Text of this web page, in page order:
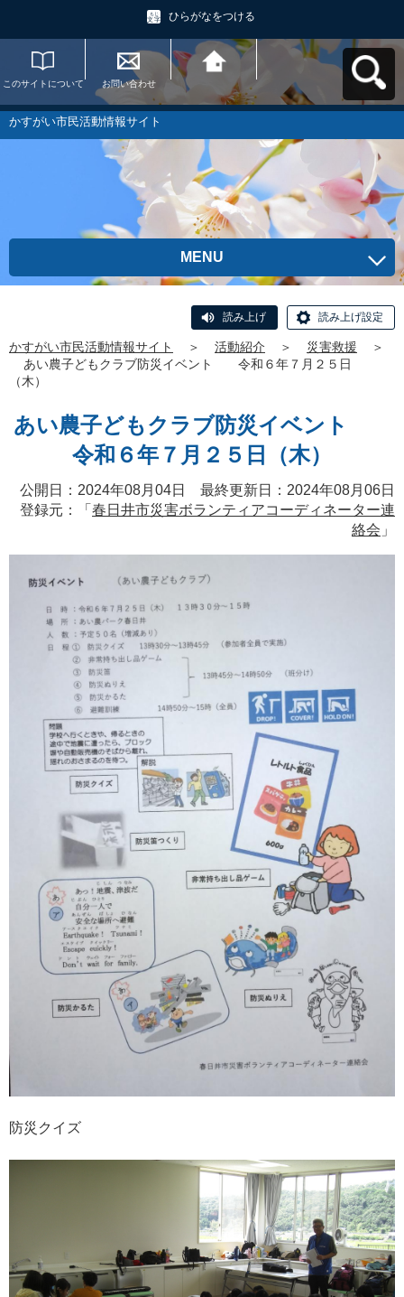
ひらがなをつける
このサイトについて お問い合わせ
かすがい市民活動情
報サイトへ戻る
かすがい市民活動情報サイト
MENU
読み上げ 読み上げ設定
かすがい市民活動情報サイト ＞ 活動紹介 ＞ 災害救援
＞
あい農子どもクラブ防災イベント 令和６年７月２５日
（木）
あい農子どもクラブ防災イベント
令和６年７月２５日（木）
公開日：2024年08月04日 最終更新日：2024年08月06日
登録元：「 春日井市災害ボランティアコーディネーター連
絡会 」
防災クイズ